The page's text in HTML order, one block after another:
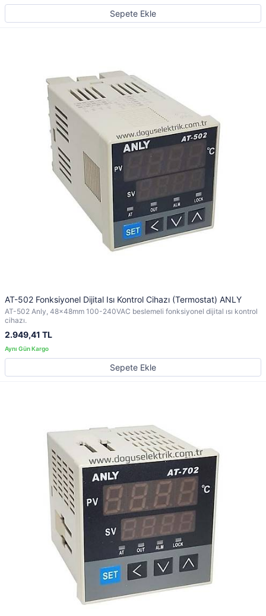
Sepete Ekle
AT-502 Fonksiyonel Dijital Isı Kontrol Cihazı (Termostat) ANLY
AT-502 Anly, 48x48mm 100-240VAC beslemeli fonksiyonel dijital ısı kontrol
cihazı.
2.949,41 TL
Sepete Ekle